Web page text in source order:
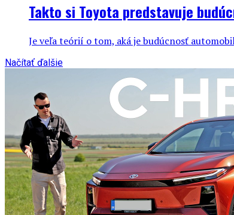
Takto si Toyota predstavuje
Je veľa teórií o tom, aká je budúcnosť
Načítať ďalšie